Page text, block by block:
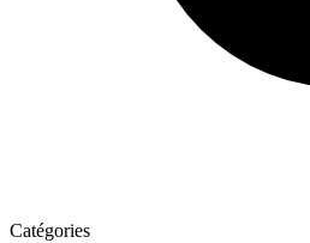
Catégories